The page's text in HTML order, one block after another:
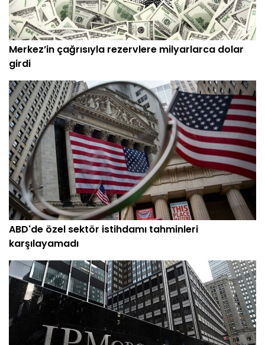
Merkez’in çağrısıyla rezervlere milyarlarca dolar
girdi
ABD'de özel sektör istihdamı tahminleri
karşılayamadı